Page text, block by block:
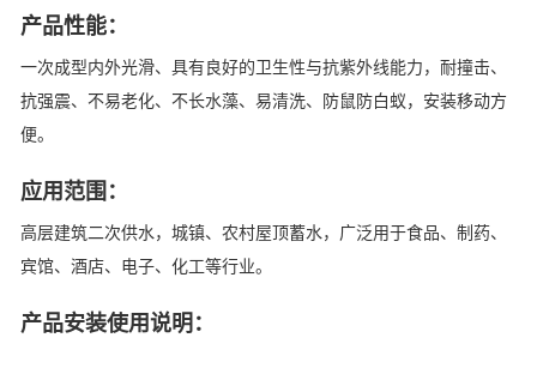
产品性能：
一次成型内外光滑、具有良好的卫生性与抗紫外线能力，耐撞击、
抗强震、不易老化、不长水藻、易清洗、防鼠防白蚁，安装移动方
便。
应用范围：
高层建筑二次供水，城镇、农村屋顶蓄水，广泛用于食品、制药、
宾馆、酒店、电子、化工等行业。
产品安装使用说明：